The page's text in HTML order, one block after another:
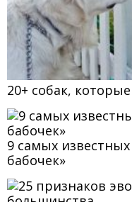
20+ собак,
9 самых
бабочек»